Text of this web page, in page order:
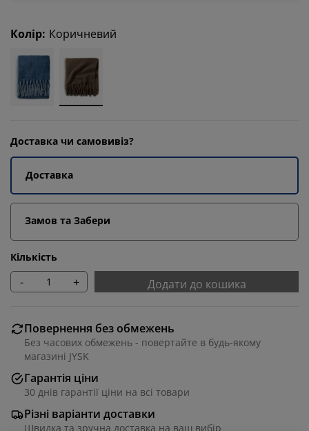
Колір: Коричневий
Доставка чи самовивіз?
Доставка
Замов та Забери
Кількість
- + Додати до кошика
Повернення без обмежень
Без часових обмежень - повертайте в будь-якому
магазині JYSK
Гарантія ціни
30 днів гарантії ціни на всі товари
Різні варіанти доставки
Швидка та зручна доставка на ваш вибір